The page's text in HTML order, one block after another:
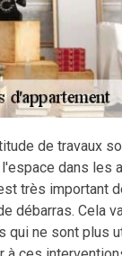
de travaux
dans les
très important
débarras. Cela
qui ne sont plus